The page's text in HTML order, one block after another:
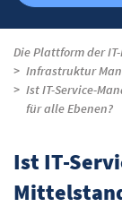
Die Plattform der
Infrastruktur
Ist IT-Service-
für alle Ebenen?
Ist IT-